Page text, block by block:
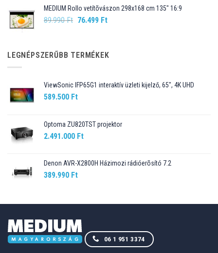
109.990 Ft.98.990 Ft.
MEDIUM Rollo vetítõvászon 298x168 cm 135" 16:9
89.990Ft Original
89.990 Ft.
76.499 FtCurrent
76.499 Ft.
LEGNÉPSZERŰBB TERMÉKEK
ViewSonic IFP65G1 interaktív üzleti kijelző, 65", 4K UHD
589.500 Ft
Optoma ZU820TST projektor
2.491.000 Ft
Denon AVR-X2800H Házimozi rádióerõsító 7.2
389.990 Ft
06 1 951 3374